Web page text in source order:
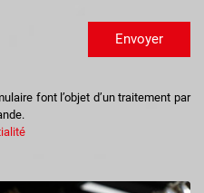
Envoyer
font l’objet d’un traitement par